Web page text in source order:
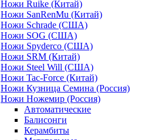
Ножи Ruike (Китай)
Ножи SanRenMu (Китай)
Ножи Schrade (США)
Ножи SOG (США)
Ножи Spyderco (США)
Ножи SRM (Китай)
Ножи Steel Will (США)
Ножи Tac-Force (Китай)
Ножи Кузница Семина (Россия)
Ножи Ножемир (Россия)
Автоматические
Балисонги
Керамбиты